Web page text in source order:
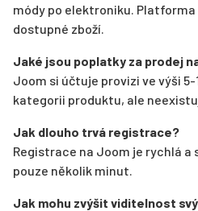
módy po elektroniku.
dostupné zboží.
Jaké jsou poplatky za prodej
Joom si účtuje provizi ve výši 5-
kategorii produktu, ale
Jak dlouho trvá registrace?
Registrace na Joom je rychlá a
pouze několik minut.
Jak mohu zvýšit viditelnost